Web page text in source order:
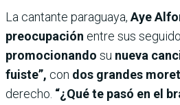
La cantante paraguaya, Aye
preocupación entre sus
promocionando su nueva
fuiste”, con dos grandes
derecho. “¿Qué te pasó en el